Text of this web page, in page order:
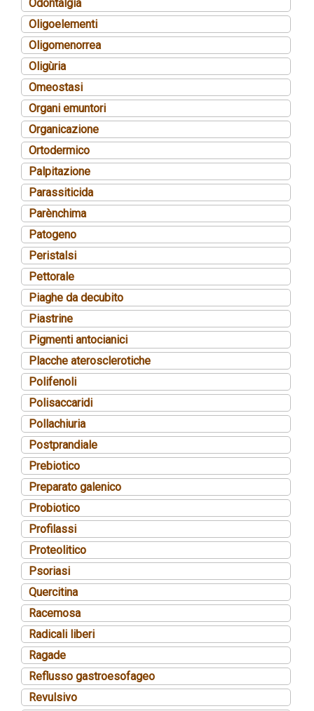
Odontalgia
Oligoelementi
Oligomenorrea
Oligùria
Omeostasi
Organi emuntori
Organicazione
Ortodermico
Palpitazione
Parassiticida
Parènchima
Patogeno
Peristalsi
Pettorale
Piaghe da decubito
Piastrine
Pigmenti antocianici
Placche aterosclerotiche
Polifenoli
Polisaccaridi
Pollachiuria
Postprandiale
Prebiotico
Preparato galenico
Probiotico
Profilassi
Proteolitico
Psoriasi
Quercitina
Racemosa
Radicali liberi
Ragade
Reflusso gastroesofageo
Revulsivo